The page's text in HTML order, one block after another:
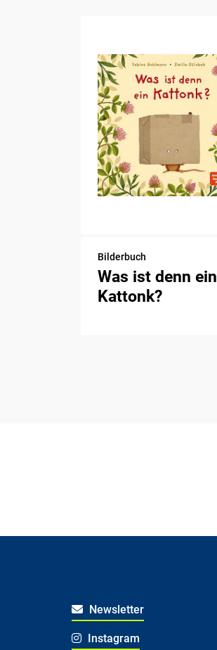
Bilderbuch
Was ist denn ein
Kattonk?
Newsletter
Instagram